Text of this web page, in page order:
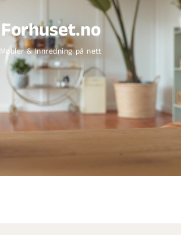
Forhuset.no
Møbler & Innredning på nett